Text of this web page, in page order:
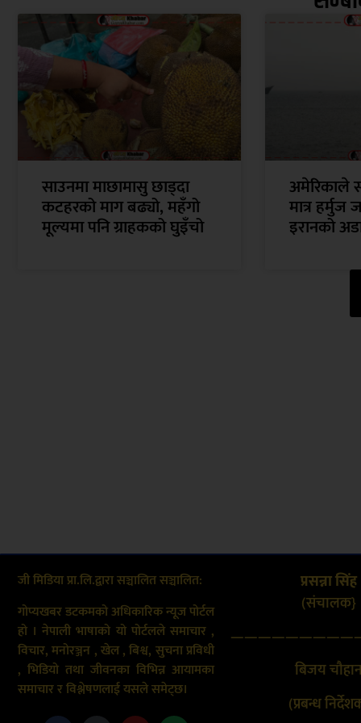
साउनमा माछामासु छाड्दा
कटहरको माग बढ्यो, महँगो
मूल्यमा पनि ग्राहकको घुइँचो
अमेरिकाले
मात्र
इरानको
जी मिडिया प्रा.लि.द्वारा सञ्चालित सञ्चालित:
गोप्यखबर डटकमको अधिकारिक न्यूज पोर्टल
हो । नेपाली भाषाको यो पोर्टलले समाचार ,
विचार, मनोरञ्जन , खेल , बिश्व, सुचना प्रविधी
, भिडियो तथा जीवनका विभिन्न आयामका
समाचार र विश्लेषणलाई यसले समेट्छ।
प्रसन्ना सिंह
(संचालक}
बिजय
(प्रबन्ध